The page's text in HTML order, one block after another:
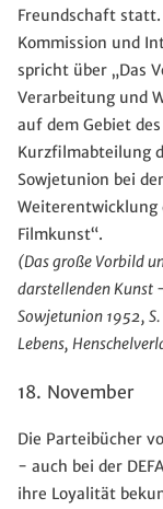
Freundschaft statt.
Kommission und
spricht über „Das
Verarbeitung und
auf dem Gebiet
Kurzfilmabteilung
Sowjetunion bei
Weiterentwicklung
Filmkunst“.
(Das große Vorbild
darstellenden Kunst
Sowjetunion 1952,
Lebens,
18. November
Die Parteibücher
- auch bei der
ihre Loyalität